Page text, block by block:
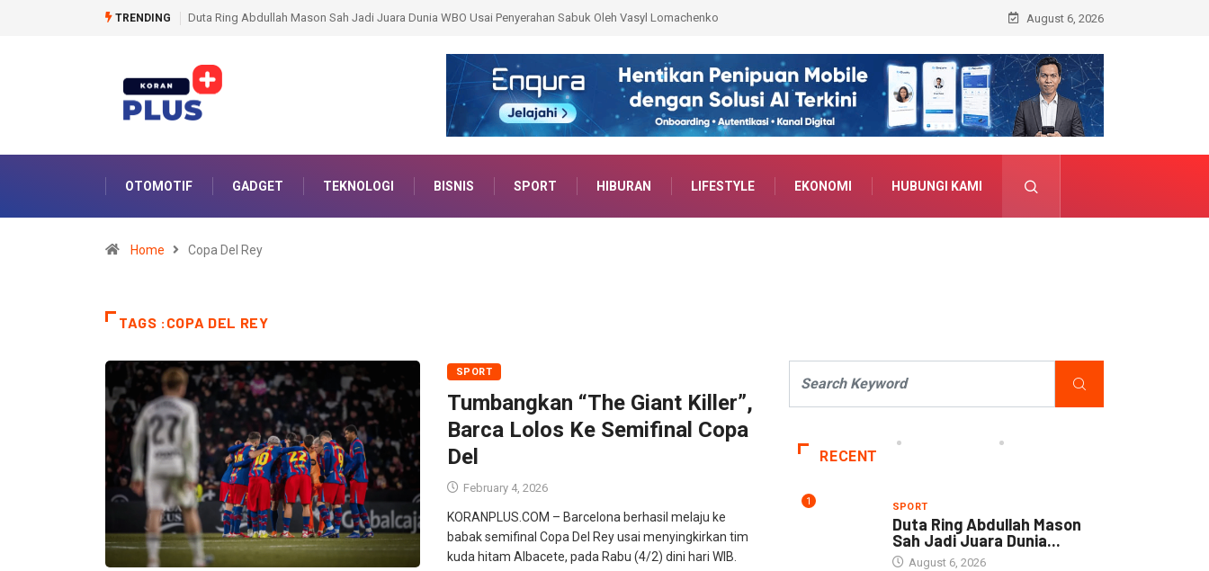
TRENDING
Abdullah Mason Sah Jadi Juara Dunia WBO Usai Penyerahan Sabuk Oleh Vasyl Lomachenko159 Personel Polda Sumsel Dilatih Jadi Trainer AI, Siap Bentengi Pelajar dari Ancaman Dunia Digital August 6, 2026
OTOMOTIF GADGET TEKNOLOGI BISNIS SPORT HIBURAN LIFESTYLE EKONOMI HUBUNGI KAMI
Home Copa Del Rey
TAGS :COPA DEL REY
SPORT
Tumbangkan “The Giant Killer”,
Barca Lolos Ke Semifinal Copa
Del
February 4, 2026
KORANPLUS.COM – Barcelona berhasil melaju ke
babak semifinal Copa Del Rey usai menyingkirkan tim
kuda hitam Albacete, pada Rabu (4/2) dini hari WIB.
RECENT
1 SPORT
Duta Ring Abdullah Mason
Sah Jadi Juara Dunia...
August 6, 2026